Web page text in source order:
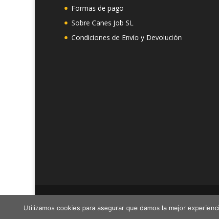
Formas de pago
Sobre Canes Job SL
Condiciones de Envío y Devolución
Canes Job SL - Cif: B19292549 - C/Montevideo
Tlf.- 910218129 Horario 10:00 a 14:00H Email.-
Utilizamos cookies para asegurar que damos la mejor